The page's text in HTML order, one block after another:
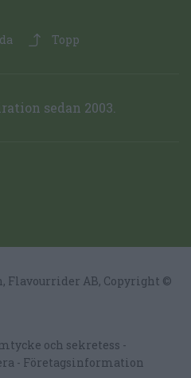
Topp
sedan 2003.
Flavourrider AB, Copyright ©
och sekretess
Företagsinformation